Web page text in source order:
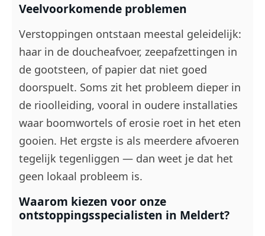
Veelvoorkomende problemen
Verstoppingen ontstaan meestal geleidelijk:
haar in de doucheafvoer, zeepafzettingen in
de gootsteen, of papier dat niet goed
doorspuelt. Soms zit het probleem dieper in
de rioolleiding, vooral in oudere installaties
waar boomwortels of erosie roet in het eten
gooien. Het ergste is als meerdere afvoeren
tegelijk tegenliggen — dan weet je dat het
geen lokaal probleem is.
Waarom kiezen voor onze
ontstoppingsspecialisten in Meldert?